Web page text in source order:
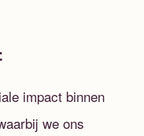
impact binnen
we ons